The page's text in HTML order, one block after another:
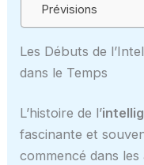
Prévisions
Les Débuts de
dans le Temps
L’histoire de l’
fascinante et
commencé dans les